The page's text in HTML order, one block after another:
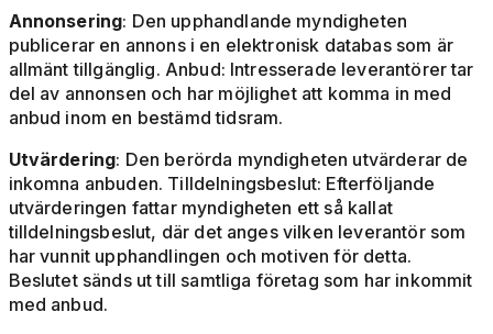
Annonsering: Den upphandlande myndigheten
publicerar en annons i en elektronisk databas som är
allmänt tillgänglig. Anbud: Intresserade leverantörer tar
del av annonsen och har möjlighet att komma in med
anbud inom en bestämd tidsram.
Utvärdering: Den berörda myndigheten utvärderar de
inkomna anbuden. Tilldelningsbeslut: Efterföljande
utvärderingen fattar myndigheten ett så kallat
tilldelningsbeslut, där det anges vilken leverantör som
har vunnit upphandlingen och motiven för detta.
Beslutet sänds ut till samtliga företag som har inkommit
med anbud.